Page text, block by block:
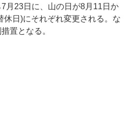
月23日に、山の日が8月11日か
休日)にそれぞれ変更される。な
置となる。